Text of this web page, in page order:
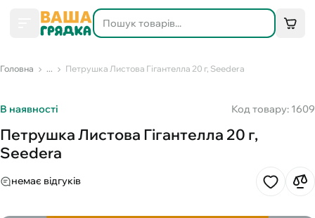
Головна ... Петрушка Листова Гігантелла 20 г, Seedera
В наявності Код товару: 1609
Петрушка Листова Гігантелла 20 г,
Seedera
немає відгуків